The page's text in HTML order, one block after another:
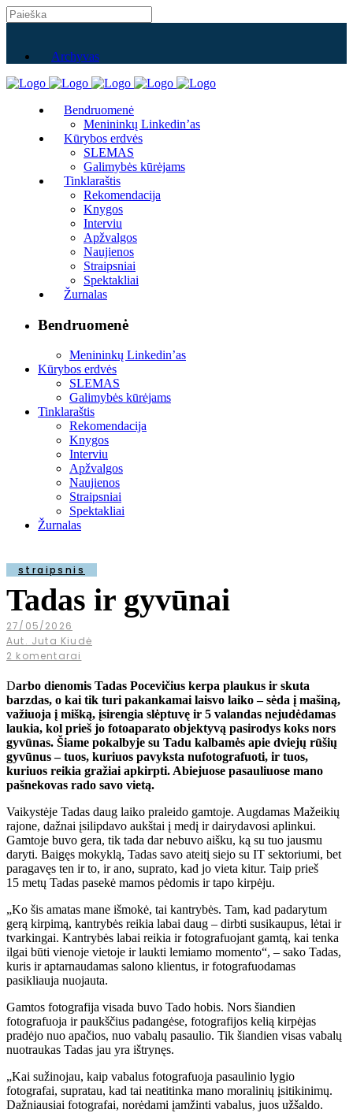
Archyvas
Bendruomenė
Menininkų Linkedin’as
Kūrybos erdvės
SLEMAS
Galimybės kūrėjams
Tinklaraštis
Rekomendacija
Knygos
Interviu
Apžvalgos
Naujienos
Straipsniai
Spektakliai
Žurnalas
Bendruomenė
Menininkų Linkedin’as
Kūrybos erdvės
SLEMAS
Galimybės kūrėjams
Tinklaraštis
Rekomendacija
Knygos
Interviu
Apžvalgos
Naujienos
Straipsniai
Spektakliai
Žurnalas
straipsnis
Tadas ir gyvūnai
27/05/2026
Aut. Juta Kiudė
2 komentarai
Darbo dienomis Tadas Pocevičius kerpa plaukus ir skuta
barzdas, o kai tik turi pakankamai laisvo laiko – sėda į mašiną,
važiuoja į mišką, įsirengia slėptuvę ir 5 valandas nejudėdamas
laukia, kol prieš jo fotoaparato objektyvą pasirodys koks nors
gyvūnas. Šiame pokalbyje su Tadu kalbamės apie dviejų rūšių
gyvūnus – tuos, kuriuos pavyksta nufotografuoti, ir tuos,
kuriuos reikia gražiai apkirpti. Abiejuose pasauliuose mano
pašnekovas rado savo vietą.
Vaikystėje Tadas daug laiko praleido gamtoje. Augdamas Mažeikių
rajone, dažnai įsilipdavo aukštai į medį ir dairydavosi aplinkui.
Gamtoje buvo gera, tik tada dar nebuvo aišku, ką su tuo jausmu
daryti. Baigęs mokyklą, Tadas savo ateitį siejo su IT sektoriumi, bet
paragavęs ten ir to, ir ano, suprato, kad jo vieta kitur. Taip prieš
15 metų Tadas pasekė mamos pėdomis ir tapo kirpėju.
„Ko šis amatas mane išmokė, tai kantrybės. Tam, kad padarytum
gerą kirpimą, kantrybės reikia labai daug – dirbti susikaupus, lėtai ir
tvarkingai. Kantrybės labai reikia ir fotografuojant gamtą, kai tenka
ilgai būti vienoje vietoje ir laukti lemiamo momento“, – sako Tadas,
kuris ir aptarnaudamas salono klientus, ir fotografuodamas
pasikliauja nuojauta.
Gamtos fotografija visada buvo Tado hobis. Nors šiandien
fotografuoja ir paukščius padangėse, fotografijos kelią kirpėjas
pradėjo nuo apačios, nuo vabalų pasaulio. Tik šiandien visas vabalų
nuotraukas Tadas jau yra ištrynęs.
„Kai sužinojau, kaip vabalus fotografuoja pasaulinio lygio
fotografai, supratau, kad tai neatitinka mano moralinių įsitikinimų.
Dažniausiai fotografai, norėdami įamžinti vabalus, juos užšaldo.